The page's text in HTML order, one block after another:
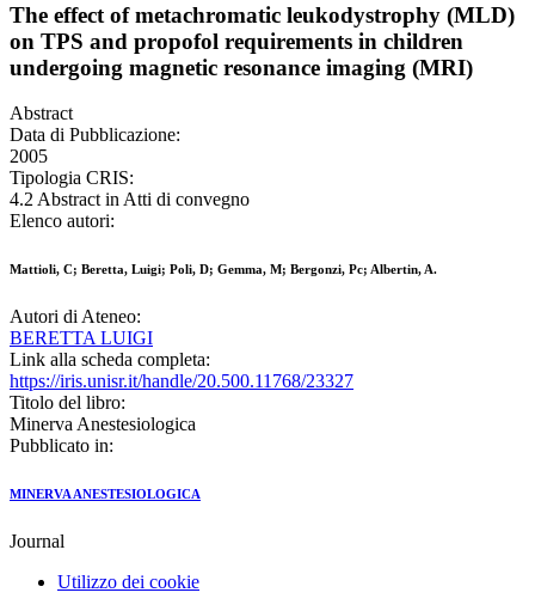
The effect of metachromatic leukodystrophy (MLD)
on TPS and propofol requirements in children
undergoing magnetic resonance imaging (MRI)
Abstract
Data di Pubblicazione:
2005
Tipologia CRIS:
4.2 Abstract in Atti di convegno
Elenco autori:
Mattioli, C; Beretta, Luigi; Poli, D; Gemma, M; Bergonzi, Pc; Albertin, A.
Autori di Ateneo:
BERETTA LUIGI
Link alla scheda completa:
https://iris.unisr.it/handle/20.500.11768/23327
Titolo del libro:
Minerva Anestesiologica
Pubblicato in:
MINERVA ANESTESIOLOGICA
Journal
Utilizzo dei cookie